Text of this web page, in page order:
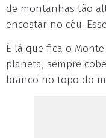
de montanhas tão
encostar no céu.
É lá que fica o
planeta, sempre
branco no topo do